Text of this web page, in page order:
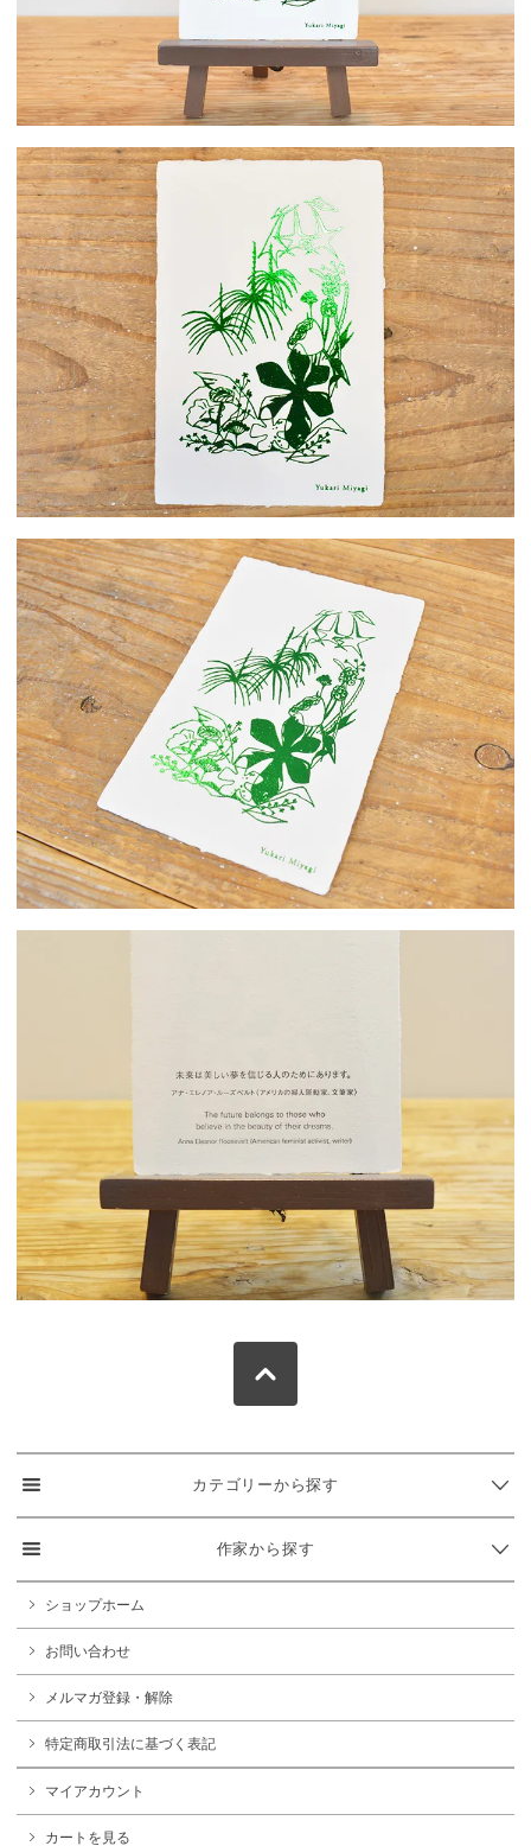
カテゴリーから探す
作家から探す
ショップホーム
お問い合わせ
メルマガ登録・解除
特定商取引法に基づく表記
マイアカウント
カートを見る